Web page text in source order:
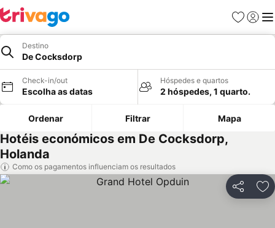
Favoritos
Iniciar
Destino
De Cocksdorp
Check-in/out
Escolha as datas
Hóspedes e quartos
2 hóspedes, 1 quarto.
Ordenar Filtrar Mapa
Hotéis económicos em De Cocksdorp,
Holanda
Como os pagamentos influenciam os resultados
Partilhar